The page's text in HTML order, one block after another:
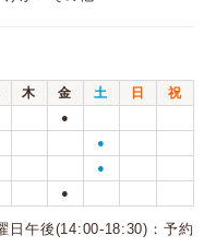
木 金 土 日
祝
●
●
●
●
午後(14:00-18:30)：予約